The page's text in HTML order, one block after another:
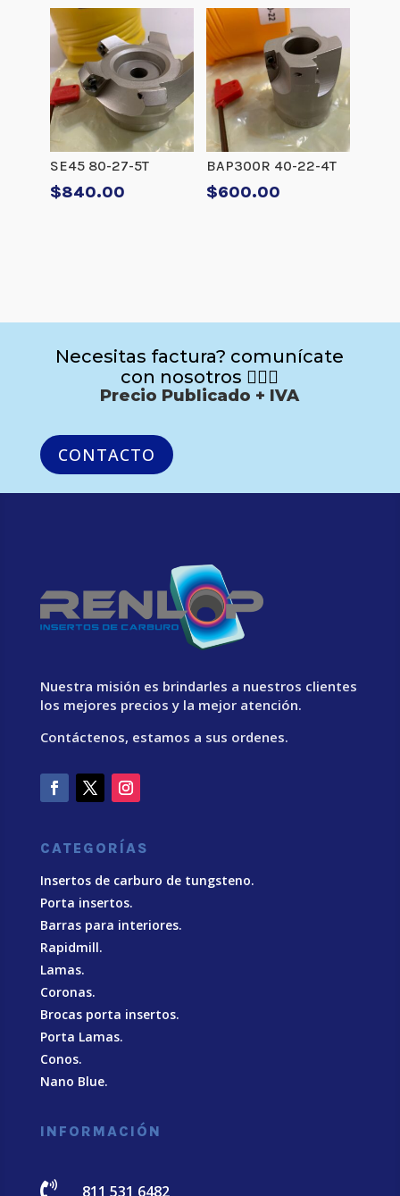
SE45 80-27-5T
$840.00
BAP300R 40-22-4T
$600.00
Necesitas factura? comunícate
con nosotros 🙋🏻‍♂️
Precio Publicado + IVA
CONTACTO
Nuestra misión es brindarles a nuestros clientes
los mejores precios y la mejor atención.
Contáctenos, estamos a sus ordenes.
CATEGORÍAS
Insertos de carburo de tungsteno.
Porta insertos.
Barras para interiores.
Rapidmill.
Lamas.
Coronas.
Brocas porta insertos.
Porta Lamas.
Conos.
Nano Blue.
INFORMACIÓN
 811 531 6482